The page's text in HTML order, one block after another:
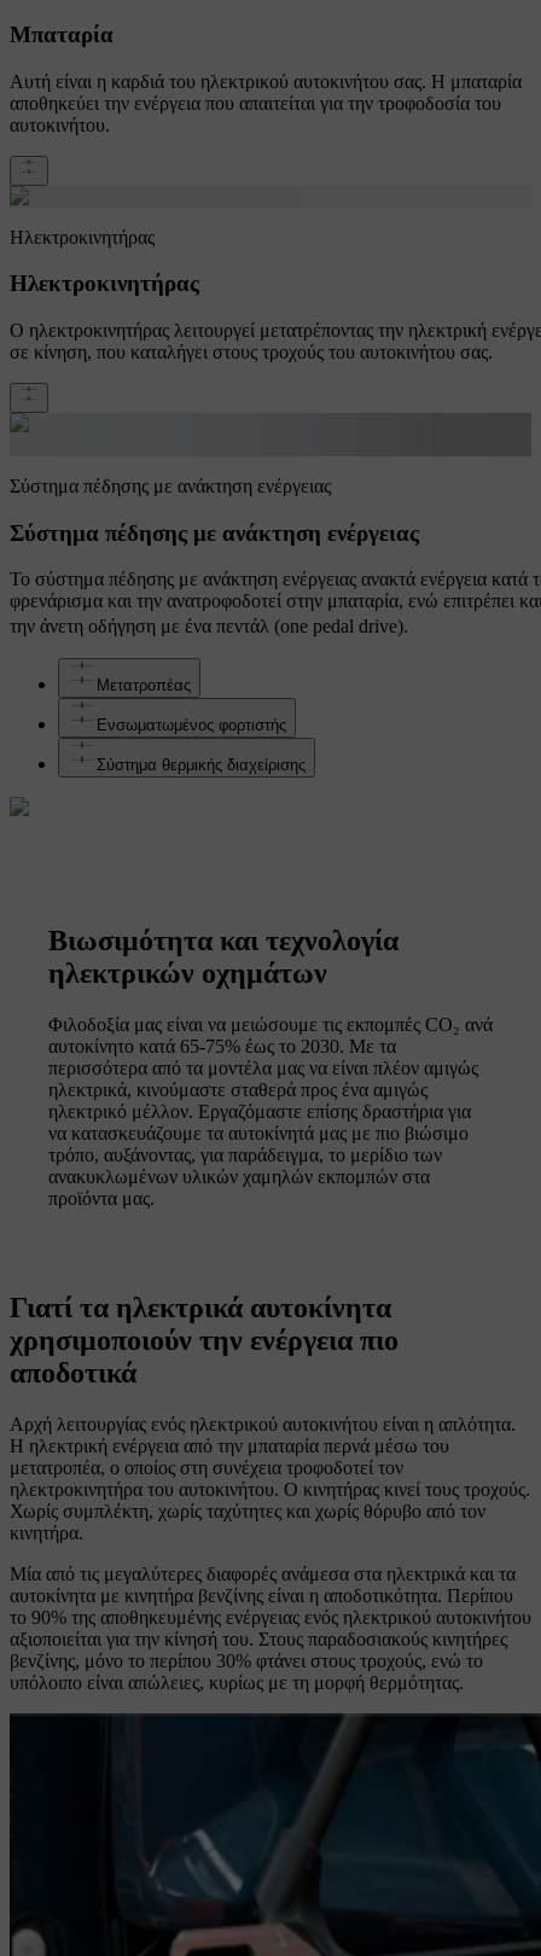
Μπαταρία
Αυτή είναι η καρδιά του ηλεκτρικού αυτοκινήτου σας. Η μπαταρία
αποθηκεύει την ενέργεια που απαιτείται για την τροφοδοσία του
αυτοκινήτου.
Ηλεκτροκινητήρας
Ηλεκτροκινητήρας
Ο ηλεκτροκινητήρας λειτουργεί μετατρέποντας την ηλεκτρική
σε κίνηση, που καταλήγει στους τροχούς του αυτοκινήτου σας.
Σύστημα πέδησης με ανάκτηση ενέργειας
Σύστημα πέδησης με ανάκτηση ενέργειας
Το σύστημα πέδησης με ανάκτηση ενέργειας ανακτά ενέργεια κατά
φρενάρισμα και την ανατροφοδοτεί στην μπαταρία, ενώ επιτρέπει
την άνετη οδήγηση με ένα πεντάλ (one pedal drive).
Μετατροπέας
Ενσωματωμένος φορτιστής
Σύστημα θερμικής διαχείρισης
Βιωσιμότητα και τεχνολογία
ηλεκτρικών οχημάτων
Φιλοδοξία μας είναι να μειώσουμε τις εκπομπές CO₂ ανά
αυτοκίνητο κατά 65-75% έως το 2030. Με τα
περισσότερα από τα μοντέλα μας να είναι πλέον αμιγώς
ηλεκτρικά, κινούμαστε σταθερά προς ένα αμιγώς
ηλεκτρικό μέλλον. Εργαζόμαστε επίσης δραστήρια για
να κατασκευάζουμε τα αυτοκίνητά μας με πιο βιώσιμο
τρόπο, αυξάνοντας, για παράδειγμα, το μερίδιο των
ανακυκλωμένων υλικών χαμηλών εκπομπών στα
προϊόντα μας.
Γιατί τα ηλεκτρικά αυτοκίνητα
χρησιμοποιούν την ενέργεια πιο
αποδοτικά
Αρχή λειτουργίας ενός ηλεκτρικού αυτοκινήτου είναι η απλότητα.
Η ηλεκτρική ενέργεια από την μπαταρία περνά μέσω του
μετατροπέα, ο οποίος στη συνέχεια τροφοδοτεί τον
ηλεκτροκινητήρα του αυτοκινήτου. Ο κινητήρας κινεί τους τροχούς.
Χωρίς συμπλέκτη, χωρίς ταχύτητες και χωρίς θόρυβο από τον
κινητήρα.
Μία από τις μεγαλύτερες διαφορές ανάμεσα στα ηλεκτρικά και τα
αυτοκίνητα με κινητήρα βενζίνης είναι η αποδοτικότητα. Περίπου
το 90% της αποθηκευμένης ενέργειας ενός ηλεκτρικού αυτοκινήτου
αξιοποιείται για την κίνησή του. Στους παραδοσιακούς κινητήρες
βενζίνης, μόνο το περίπου 30% φτάνει στους τροχούς, ενώ το
υπόλοιπο είναι απώλειες, κυρίως με τη μορφή θερμότητας.